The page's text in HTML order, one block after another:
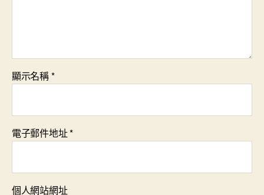
顯示名稱*
電子郵件地址*
個人網站網址